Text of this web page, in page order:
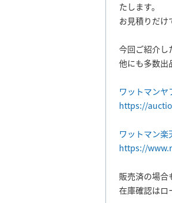
たします。
お見積りだけ
今回ご紹介し
他にも多数出
ワットマンヤ
https://
ワットマン楽
https://
販売済の場合
在庫確認はロ